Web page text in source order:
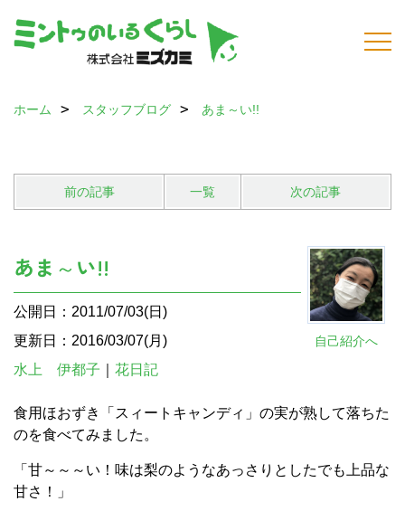
ホーム スタッフブログ あま～い!!
前の記事 一覧 次の記事
自己紹介へ
あま～い!!
公開日：2011/07/03(日)
更新日：2016/03/07(月)
水上 伊都子
花日記
食用ほおずき「スィートキャンディ」の実が熟して落ちた
のを食べてみました。
「甘～～～い！味は梨のようなあっさりとしたでも上品な
甘さ！」